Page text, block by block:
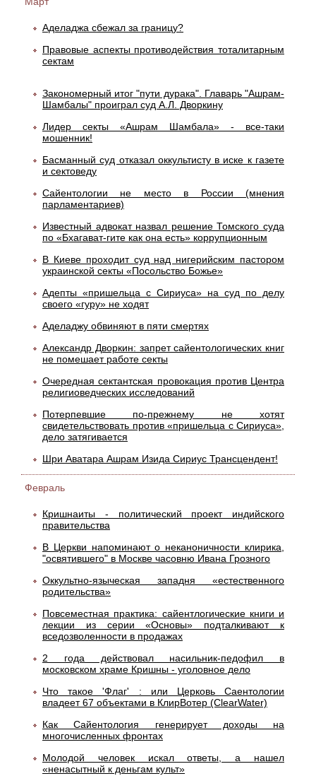
Аделаджа сбежал за границу?
Правовые аспекты противодействия тоталитарным
сектам
Закономерный итог "пути дурака". Главарь "Ашрам-
Шамбалы" проиграл суд А.Л. Дворкину
Лидер секты «Ашрам Шамбала» - все-таки
мошенник!
Басманный суд отказал оккультисту в иске к газете
и сектоведу
Сайентологии не место в России (мнения
парламентариев)
Известный адвокат назвал решение Томского суда
по «Бхагават-гите как она есть» коррупционным
В Киеве проходит суд над нигерийским пастором
украинской секты «Посольство Божье»
Адепты «пришельца с Сириуса» на суд по делу
своего «гуру» не ходят
Аделаджу обвиняют в пяти смертях
Александр Дворкин: запрет сайентологических книг
не помешает работе секты
Очередная сектантская провокация против Центра
религиоведческих исследований
Потерпевшие по-прежнему не хотят
свидетельствовать против «пришельца с Сириуса»,
дело затягивается
Шри Аватара Ашрам Изида Сириус Трансцендент!
Февраль
Кришнаиты - политический проект индийского
правительства
В Церкви напоминают о неканоничности клирика,
"освятившего" в Москве часовню Ивана Грозного
Оккультно-языческая западня «естественного
родительства»
Повсеместная практика: сайентлогические книги и
лекции из серии «Основы» подталкивают к
вседозволенности в продажах
2 года действовал насильник-педофил в
московском храме Кришны - уголовное дело
Что такое 'Флаг' : или Церковь Саентологии
владеет 67 объектами в КлирВотер (ClearWater)
Как Сайентология генерирует доходы на
многочисленных фронтах
Молодой человек искал ответы, а нашел
«ненасытный к деньгам культ»